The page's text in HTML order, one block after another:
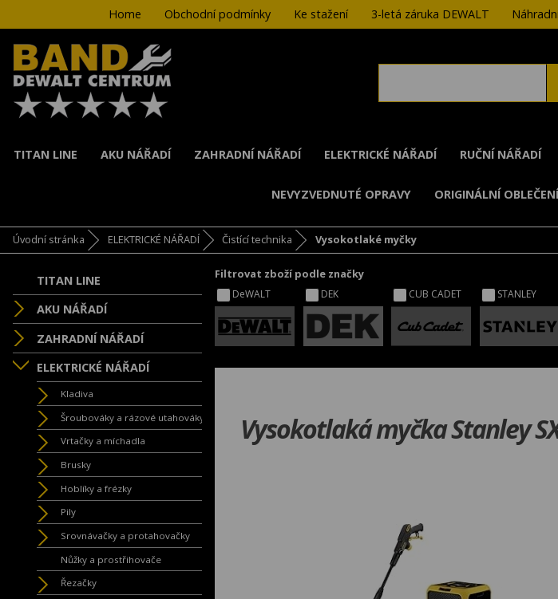
Home Obchodní podmínky Ke stažení 3-letá záruka DEWALT
TITAN LINE AKU NÁŘADÍ ZAHRADNÍ NÁŘADÍ ELEKTRICKÉ NÁŘADÍ RUČNÍ NÁŘADÍ
NEVYZVEDNUTÉ OPRAVY ORIGINÁLNÍ
Úvodní stránka ELEKTRICKÉ NÁŘADÍ Čistící technika Vysokotlaké myčky
TITAN LINE
AKU NÁŘADÍ
ZAHRADNÍ NÁŘADÍ
ELEKTRICKÉ NÁŘADÍ
Kladiva
Šroubováky a rázové utahováky
Vrtačky a míchadla
Brusky
Hoblíky a frézky
Pily
Srovnávačky a protahovačky
Nůžky a prostřihovače
Řezačky
Filtrovat zboží podle značky
DeWALT DEK CUB CADET STANLEY
Vysokotlaká myčka Stanley